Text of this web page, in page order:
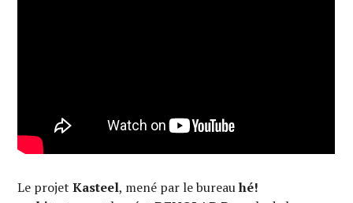
Le projetKasteel, mené par le bureauhé!